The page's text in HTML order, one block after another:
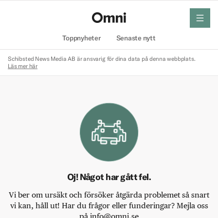
Toppnyheter Senaste nytt
meny
Schibsted News Media AB är ansvarig för dina data på denna webbplats.
Läs mer här
Oj! Något har gått fel.
Vi ber om ursäkt och försöker åtgärda problemet så snart
vi kan, håll ut! Har du frågor eller funderingar? Mejla oss